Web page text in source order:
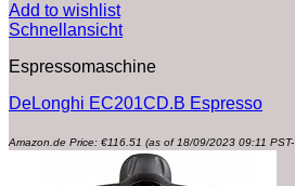
Add to wishlist
Schnellansicht
Espressomaschine
DeLonghi EC201CD.B Espresso
Amazon.de Price: €116.51 (as of 18/09/2023 09:11 PST-